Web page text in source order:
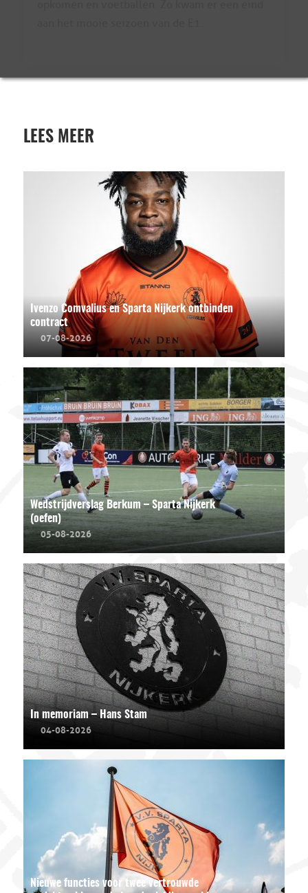
LEES MEER
Ivenzo Comvalius en Sparta Nijkerk ontbinden
contract
07-08-2026
Wedstrijdverslag Berkum – Sparta Nijkerk
(oefen)
05-08-2026
In memoriam – Hans Stam
04-08-2026
Nieuwe functies voor twee vertrouwde